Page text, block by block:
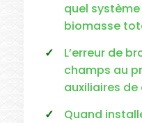
quel
biomasse
L’erreur de
champs au
auxiliaires
Quand